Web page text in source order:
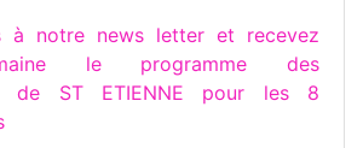
à notre news letter et recevez
le programme des
de ST ETIENNE pour les 8